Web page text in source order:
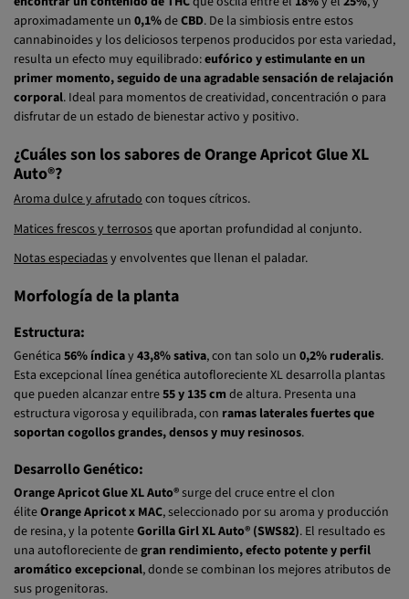
aproximadamente un 0,1%deCBD. De la simbiosis entre estos
cannabinoides y los deliciosos terpenos producidos por esta variedad,
resulta un efecto muy equilibrado:eufórico y estimulante en un
primer momento, seguido de una agradable sensación de relajación
corporal. Ideal para momentos de creatividad, concentración o para
disfrutar de un estado de bienestar activo y positivo.
¿Cuáles son los sabores de Orange Apricot Glue XL
Auto®?
Aroma dulce y afrutadocon toques cítricos.
Matices frescos y terrososque aportan profundidad al conjunto.
Notas especiadasy envolventes que llenan el paladar.
Morfología de la planta
Estructura:
Genética 56% índicay 43,8% sativa, con tan solo un 0,2% ruderalis.
Esta excepcional línea genética autofloreciente XL desarrolla plantas
que pueden alcanzar entre55 y 135 cm de altura. Presenta una
estructura vigorosa y equilibrada, con ramas laterales fuertes que
soportan cogollos grandes, densos y muy resinosos.
Desarrollo Genético:
Orange Apricot Glue XL Auto®surge del cruce entre el clon
éliteOrange Apricot x MAC, seleccionado por su aroma y producción
de resina, y la potenteGorilla Girl XL Auto® (SWS82). El resultado es
una autofloreciente degran rendimiento, efecto potente y perfil
aromático excepcional, donde se combinan los mejores atributos de
sus progenitoras.